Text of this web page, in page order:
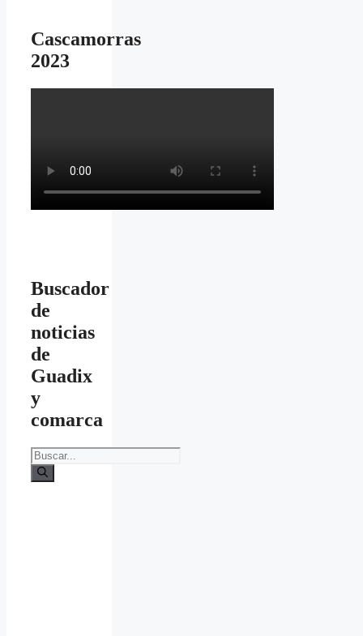
Cascamorras
2023
Buscador
de
noticias
de
Guadix
y
comarca
Buscar: